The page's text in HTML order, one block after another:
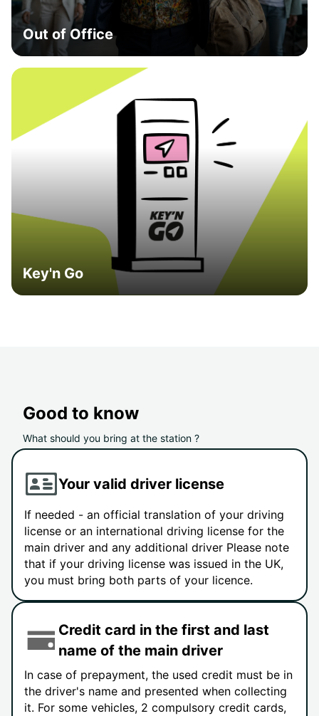
Out of Office
Key'n Go
Good to know
What should you bring at the station ?
Your valid driver license
If needed - an official translation of your driving
license or an international driving license for the
main driver and any additional driver Please note
that if your driving license was issued in the UK,
you must bring both parts of your licence.
Credit card in the first and last
name of the main driver
In case of prepayment, the used credit must be in
the driver's name and presented when collecting
it. For some vehicles, 2 compulsory credit cards,